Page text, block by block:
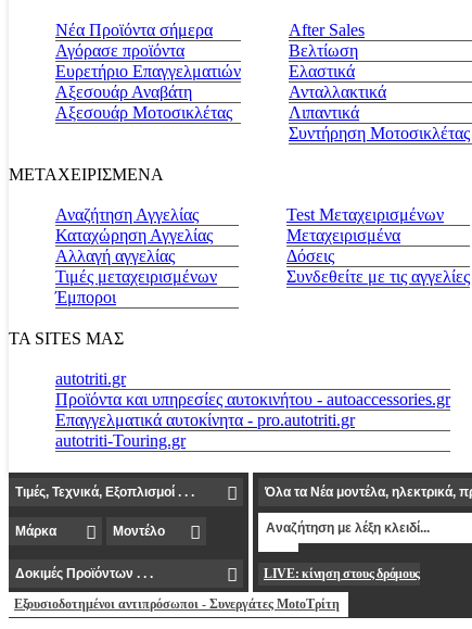
Νέα Προϊόντα σήμερα
Αγόρασε προϊόντα
Ευρετήριο Επαγγελματιών
Αξεσουάρ Αναβάτη
Αξεσουάρ Μοτοσικλέτας
Αfter Sales
Βελτίωση
Ελαστικά
Ανταλλακτικά
Λιπαντικά
Συντήρηση Μοτοσικλέτας
ΜΕΤΑΧΕΙΡΙΣΜΕΝΑ
Αναζήτηση Αγγελίας
Καταχώρηση Αγγελίας
Αλλαγή αγγελίας
Τιμές μεταχειρισμένων
Έμποροι
Test Μεταχειρισμένων
Μεταχειρισμένα
Δόσεις
Συνδεθείτε με τις αγγελίες
ΤΑ SITES ΜΑΣ
autotriti.gr
Προϊόντα και υπηρεσίες αυτοκινήτου - autoaccessories.gr
Επαγγελματικά αυτοκίνητα - pro.autotriti.gr
autotriti-Touring.gr
LIVE: κίνηση στους δρόμους
Εξουσιοδοτημένοι αντιπρόσωποι - Συνεργάτες MotoΤρίτη